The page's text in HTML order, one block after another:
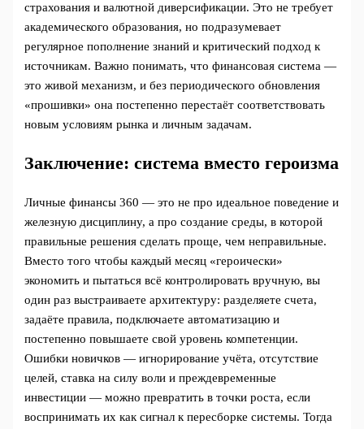
страхования и валютной диверсификации. Это не требует
академического образования, но подразумевает
регулярное пополнение знаний и критический подход к
источникам. Важно понимать, что финансовая система —
это живой механизм, и без периодического обновления
«прошивки» она постепенно перестаёт соответствовать
новым условиям рынка и личным задачам.
Заключение: система вместо героизма
Личные финансы 360 — это не про идеальное поведение и
железную дисциплину, а про создание среды, в которой
правильные решения сделать проще, чем неправильные.
Вместо того чтобы каждый месяц «героически»
экономить и пытаться всё контролировать вручную, вы
один раз выстраиваете архитектуру: разделяете счета,
задаёте правила, подключаете автоматизацию и
постепенно повышаете свой уровень компетенции.
Ошибки новичков — игнорирование учёта, отсутствие
целей, ставка на силу воли и преждевременные
инвестиции — можно превратить в точки роста, если
воспринимать их как сигнал к пересборке системы. Тогда